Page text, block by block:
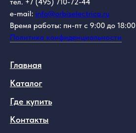
e-mail: info@orbiselectrica.ru
Время работы: пн-пт с 9:00 до 18:00
Политика конфиденциальности
Главная
Каталог
Где купить
Контакты